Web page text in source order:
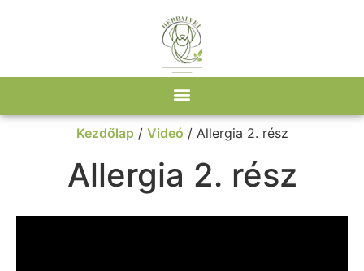
Kezdőlap/ Videó / Allergia 2. rész
Allergia 2. rész